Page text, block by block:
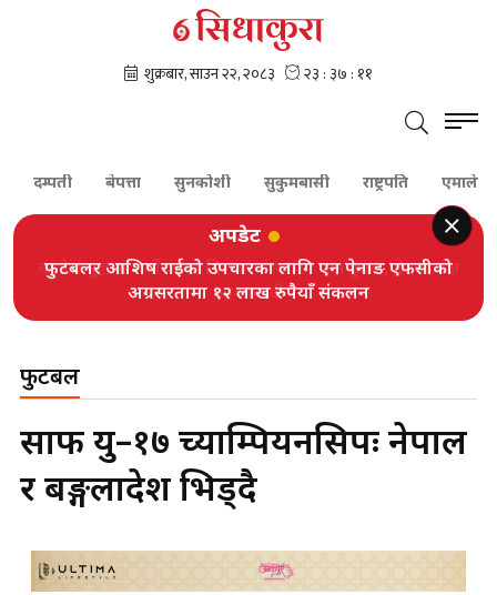
बेपत्ता सुनकोशी सुकुमबासी राष्ट्रपति एमाले
अपडेट
फुटबलर आशिष राईको उपचारका लागि एन पेनाङ एफसीको
अग्रसरतामा १२ लाख रुपैयाँ संकलन
फुटबल
साफ यु–१७ च्याम्पियनसिपः नेपाल
र बङ्गलादेश भिड्दै